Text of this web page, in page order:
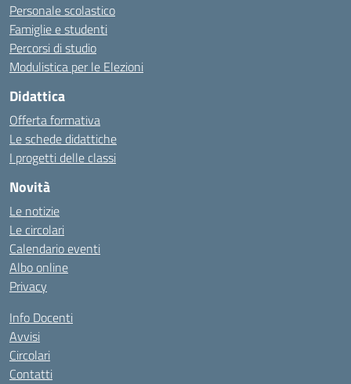
Personale scolastico
Famiglie e studenti
Percorsi di studio
Modulistica per le Elezioni
Didattica
Offerta formativa
Le schede didattiche
I progetti delle classi
Novità
Le notizie
Le circolari
Calendario eventi
Albo online
Privacy
Info Docenti
Avvisi
Circolari
Contatti